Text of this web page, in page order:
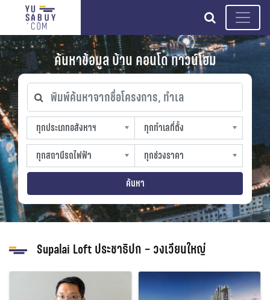
search
ค้นหาข้อมูล บ้าน คอนโด ทาวน์โฮม
พิมพ์ค้นหาจากชื่อโครงการ, ทำเล
ทุกประเภทอสังหาฯ
ทุกประเภทอสังหาฯ
sproperty
ทุกทำเลที่ตั้ง
ทุกทำเลที่ตั้ง
slocation
ทุกสถานีรถไฟฟ้า
ทุกสถานีรถไฟฟ้า
strain-station
ทุกช่วงราคา
ทุกช่วงราคา
sprice
ค้นหา
Supalai Loft ประชาธิปก – วงเวียนใหญ่